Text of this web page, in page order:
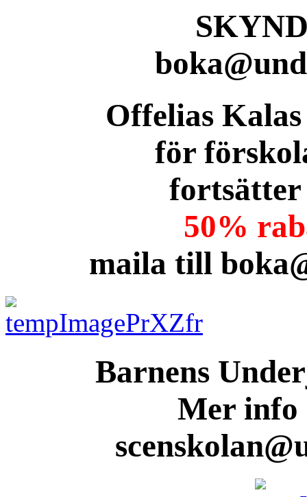
Offelias
för
50%
maila till
Barnens
Mer info